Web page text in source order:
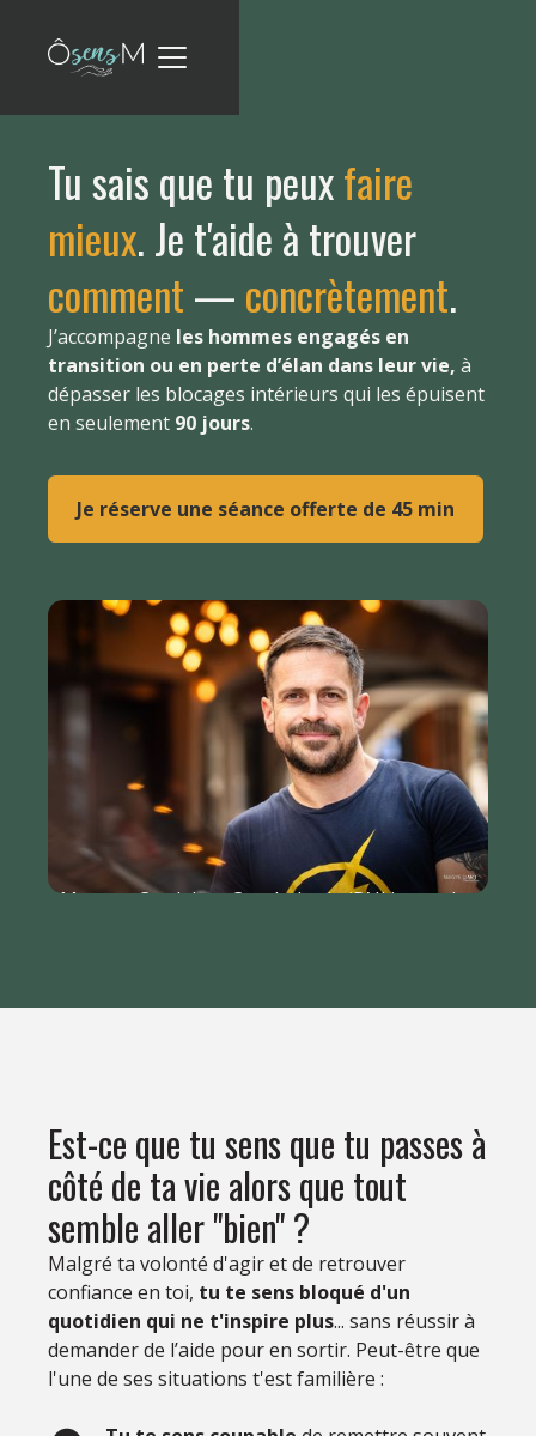
Tu sais que tu peuxfaire
mieux. Je t'aide à trouver
comment—concrètement.
J’accompagne les hommes engagés en
transition ou en perte d’élan dans leur vie, à
dépasser les blocages intérieurs qui les épuisent
en seulement 90 jours.
Je réserve une séance offerte de 45 min
Morgan Cordelet - Coach de vie (PNL) pour les
Est-ce que tu sens que tu passes à
côté de ta vie alors que tout
semble aller "bien" ?
Malgré ta volonté d'agir et de retrouver
confiance en toi, tu te sens bloqué d'un
quotidien qui ne t'inspire plus... sans réussir à
demander de l’aide pour en sortir. Peut-être que
l'une de ses situations t'est familière :